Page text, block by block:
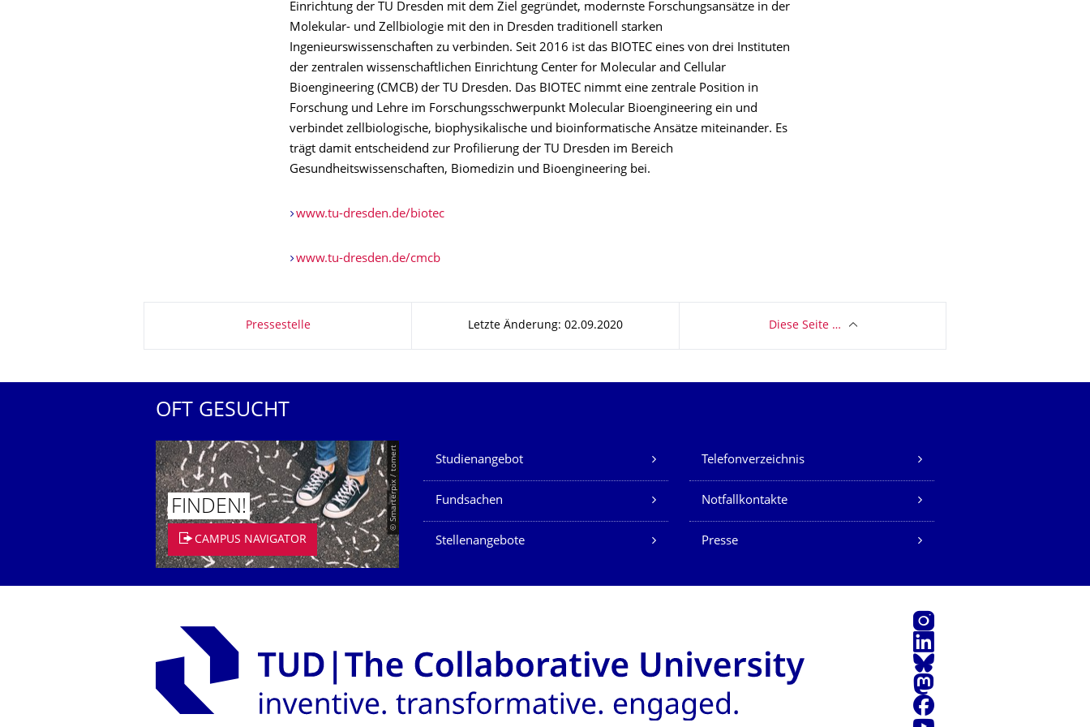
Einrichtung der TU Dresden mit dem Ziel gegründet, modernste Forschungsansätze in der
Molekular- und Zellbiologie mit den in Dresden traditionell starken
Ingenieurswissenschaften zu verbinden. Seit 2016 ist das BIOTEC eines von drei Instituten
der zentralen wissenschaftlichen Einrichtung Center for Molecular and Cellular
Bioengineering (CMCB) der TU Dresden. Das BIOTEC nimmt eine zentrale Position in
Forschung und Lehre im Forschungsschwerpunkt Molecular Bioengineering ein und
verbindet zellbiologische, biophysikalische und bioinformatische Ansätze miteinander. Es
trägt damit entscheidend zur Profilierung der TU Dresden im Bereich
Gesundheitswissenschaften, Biomedizin und Bioengineering bei.
www.tu-dresden.de/biotec
www.tu-dresden.de/cmcb
Pressestelle Letzte Änderung: 02.09.2020 Diese Seite …
OFT GESUCHT
© Smarterpix / tomert
FINDEN!
CAMPUS NAVIGATOR
Unsere Dienste
Studienangebot Telefonverzeichnis
Fundsachen Notfallkontakte
Stellenangebote Presse
Instagram
LinkedIn
Bluesky
Mastodon
Facebook
Youtube